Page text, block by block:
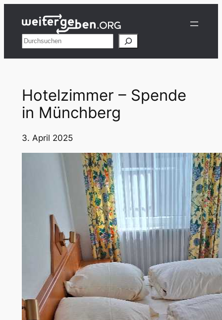
Inhalt
springenSuchen
Hotelzimmer – Spende
in Münchberg
3. April 2025